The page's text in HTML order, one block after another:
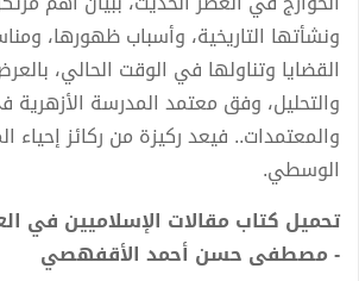
ونشأتها التاريخية، وأسباب ظهورها،
القضايا وتناولها في الوقت الحالي،
والتحليل، وفق معتمد المدرسة الأزهرية
والمعتمدات.. فيعد ركيزة من ركائز إحياء
الوسطي.
- مصطفى حسن أحمد الأقفهصي